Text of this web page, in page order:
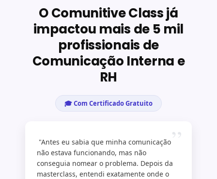
O Comunitive Class já
impactou mais de 5 mil
profissionais de
Comunicação Interna e
RH
🎓 Com Certificado Gratuito
”
"Antes eu sabia que minha comunicação
não estava funcionando, mas não
conseguia nomear o problema. Depois da
masterclass, entendi exatamente onde o